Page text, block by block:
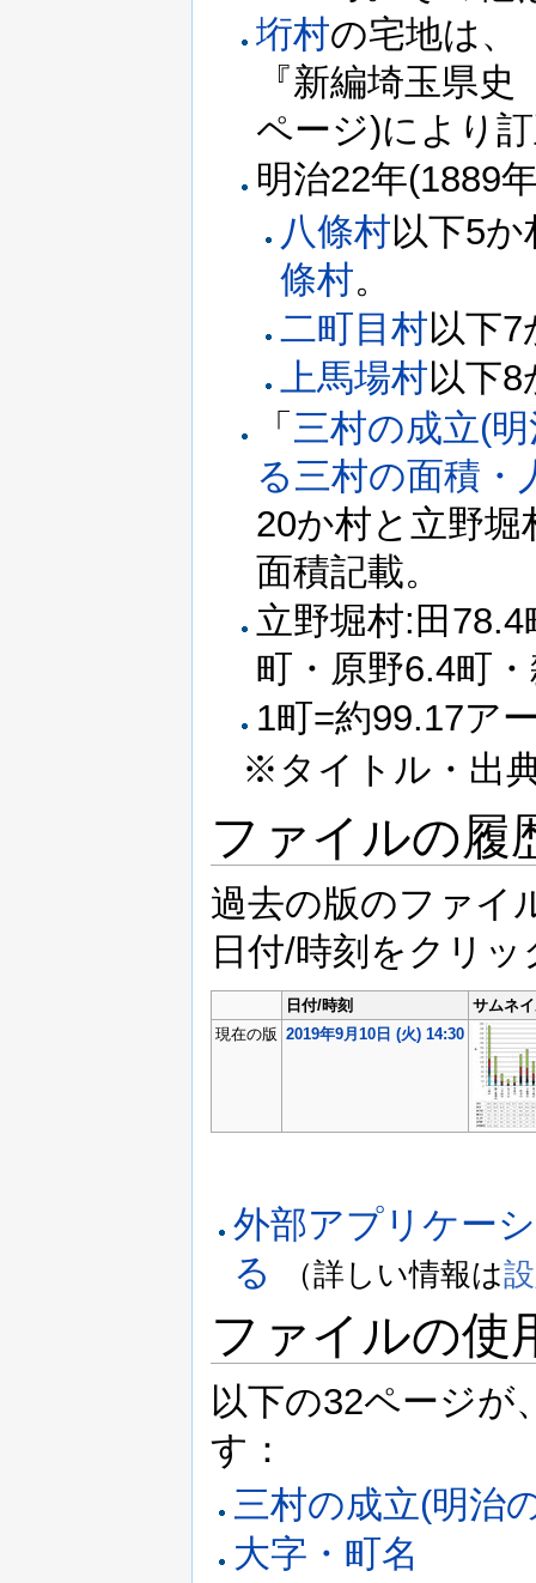
垳村の宅地は、
『新編埼玉県
ページ)により
明治22年(1889
八條村以下5か
條村。
二町目村以下7
上馬場村以下8
「 三村の成立(
る三村の面積・
20か村と立野
面積記載。
立野堀村:田
町・原野6.4町
1町=約99.17ア
※タイトル・出
ファイルの履
過去の版のファイ
日付/時刻をクリ
日付/時刻
サムネ
現在の版 2019年9月10日 (火) 14:30
外部アプリケー
る
（詳しい情報は
ファイルの使
以下の32ページ
す：
三村の成立(明治
大字・町名